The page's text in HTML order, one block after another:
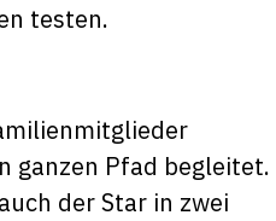
testen.
ganzen Pfad begleitet.
der Star in zwei